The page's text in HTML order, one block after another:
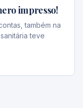
impresso!
também na
teve